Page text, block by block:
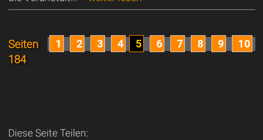
Seiten
184
1 2 3 4 5 6 7 8 9 10
Diese Seite Teilen: